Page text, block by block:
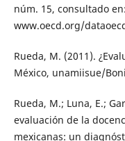
núm. 15, consultado en:
www.oecd.org/
Rueda, M. (2011).
México, unamiisue/
Rueda, M.; Luna, E.;
evaluación de la
mexicanas: un